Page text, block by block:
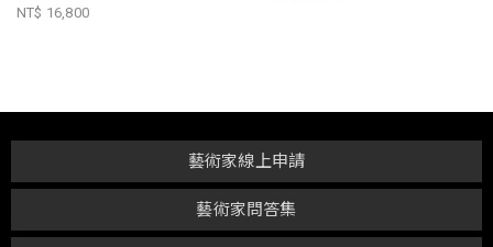
NT$ 16,800
藝術家問答集
藝術家線上申請